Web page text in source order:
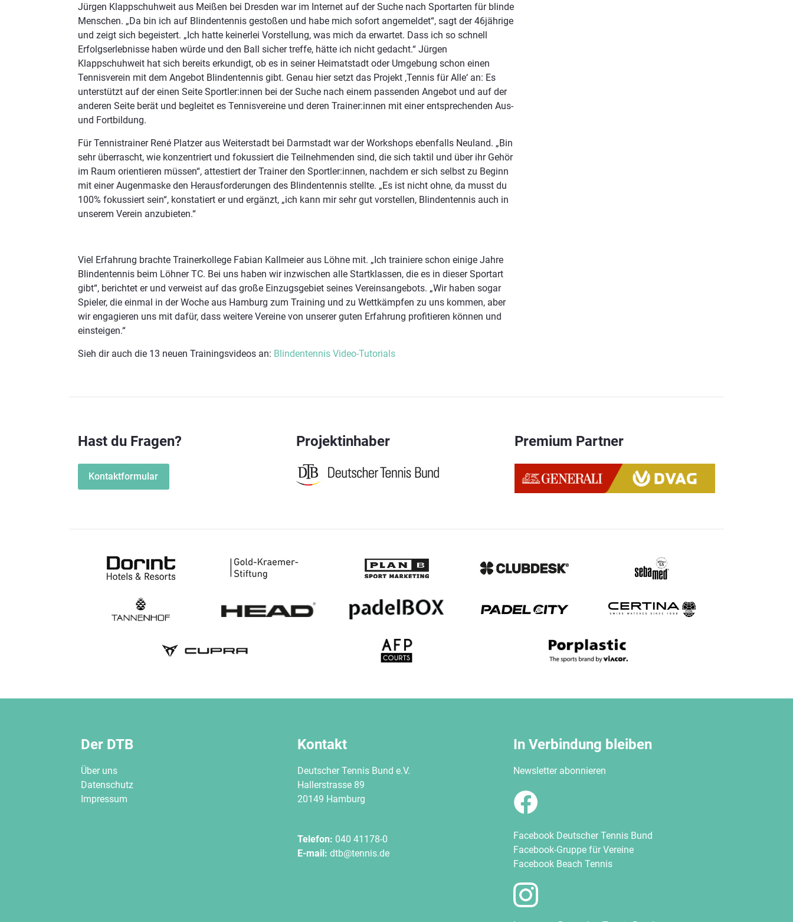
Jürgen Klappschuhweit aus Meißen bei Dresden war im Internet auf der Suche nach Sportarten für blinde
Menschen. „Da bin ich auf Blindentennis gestoßen und habe mich sofort angemeldet“, sagt der 46jährige
und zeigt sich begeistert. „Ich hatte keinerlei Vorstellung, was mich da erwartet. Dass ich so schnell
Erfolgserlebnisse haben würde und den Ball sicher treffe, hätte ich nicht gedacht.“ Jürgen
Klappschuhweit hat sich bereits erkundigt, ob es in seiner Heimatstadt oder Umgebung schon einen
Tennisverein mit dem Angebot Blindentennis gibt. Genau hier setzt das Projekt ‚Tennis für Alle‘ an: Es
unterstützt auf der einen Seite Sportler:innen bei der Suche nach einem passenden Angebot und auf der
anderen Seite berät und begleitet es Tennisvereine und deren Trainer:innen mit einer entsprechenden Aus-
und Fortbildung.
Für Tennistrainer René Platzer aus Weiterstadt bei Darmstadt war der Workshops ebenfalls Neuland. „Bin
sehr überrascht, wie konzentriert und fokussiert die Teilnehmenden sind, die sich taktil und über ihr Gehör
im Raum orientieren müssen“, attestiert der Trainer den Sportler:innen, nachdem er sich selbst zu Beginn
mit einer Augenmaske den Herausforderungen des Blindentennis stellte. „Es ist nicht ohne, da musst du
100% fokussiert sein“, konstatiert er und ergänzt, „ich kann mir sehr gut vorstellen, Blindentennis auch in
unserem Verein anzubieten.“
Viel Erfahrung brachte Trainerkollege Fabian Kallmeier aus Löhne mit. „Ich trainiere schon einige Jahre
Blindentennis beim Löhner TC. Bei uns haben wir inzwischen alle Startklassen, die es in dieser Sportart
gibt“, berichtet er und verweist auf das große Einzugsgebiet seines Vereinsangebots. „Wir haben sogar
Spieler, die einmal in der Woche aus Hamburg zum Training und zu Wettkämpfen zu uns kommen, aber
wir engagieren uns mit dafür, dass weitere Vereine von unserer guten Erfahrung profitieren können und
einsteigen.“
Sieh dir auch die 13 neuen Trainingsvideos an: Blindentennis Video-Tutorials
Hast du Fragen?
Kontaktformular
Projektinhaber Premium Partner
Der DTB
Über uns
Datenschutz
Impressum
Kontakt
Deutscher Tennis Bund e.V.
Hallerstrasse 89
20149 Hamburg
Telefon: 040 41178-0
E-mail: dtb@tennis.de
In Verbindung bleiben
Newsletter abonnieren
Facebook Deutscher Tennis Bund
Facebook-Gruppe für Vereine
Facebook Beach Tennis